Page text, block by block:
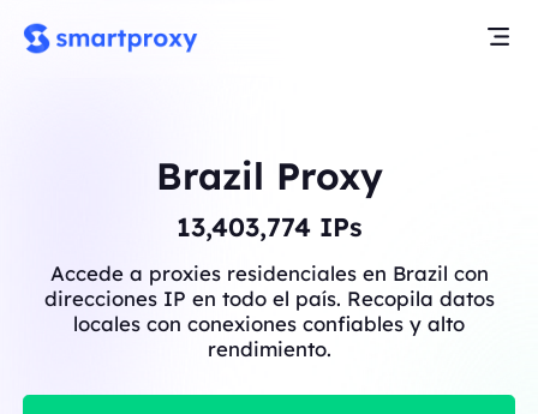
Brazil Proxy
13,403,774IPs
Accede a proxies residenciales en Brazil con
direcciones IP en todo el país. Recopila datos
locales con conexiones confiables y alto
rendimiento.